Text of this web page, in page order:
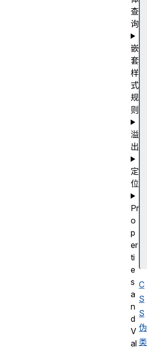
C
S
S
伪
类
查
询
嵌
套
样
式
规
则
溢
出
定
位
Pr
o
p
er
ti
e
s
a
n
d
V
al